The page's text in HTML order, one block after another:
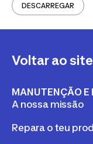
DESCARREGAR
Voltar ao
MANUTENÇÃO E
A nossa missão
Repara o teu